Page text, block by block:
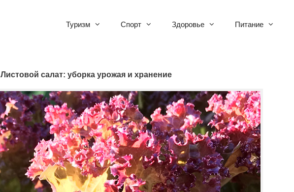
Туризм Спорт Здоровье Питание
Листовой салат: уборка урожая и хранение